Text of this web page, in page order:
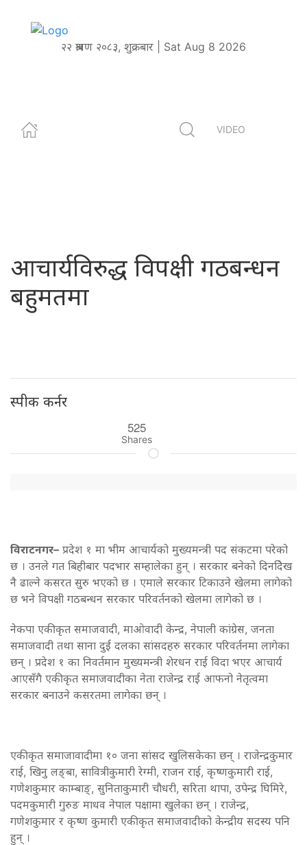
२२ श्रावण २०८३, शुक्रबार | Sat Aug 8 2026
VIDEO
आचार्यविरुद्ध विपक्षी गठबन्धन
बहुमतमा
स्पीक कर्नर
525
Shares
विराटनगर– प्रदेश १ मा भीम आचार्यको मुख्यमन्त्री पद संकटमा परेको
छ । उनले गत बिहीबार पदभार सम्हालेका हुन् । सरकार बनेको दिनदेिख
नै ढाल्ने कसरत सुरु भएको छ । एमाले सरकार टिकाउने खेलमा लागेको
छ भने विपक्षी गठबन्धन सरकार परिवर्तनको खेलमा लागेको छ ।
नेकपा एकीकृत समाजवादी, माओवादी केन्द्र, नेपाली कांग्रेस, जनता
समाजवादी तथा साना दुई दलका सांसदहरु सरकार परिवर्तनमा लागेका
छन् । प्रदेश १ का निवर्तमान मुख्यमन्त्री शेरधन राई विदा भएर आचार्य
आएसँगै एकीकृत समाजवादीका नेता राजेन्द्र राई आफनो नेतृत्वमा
सरकार बनाउने कसरतमा लागेका छन् ।
एकीकृत समाजावादीमा १० जना सांसद खुलिसकेका छन् । राजेन्द्रकुमार
राई, खिनु लङ्बा, सावित्रीकुमारी रेग्मी, राजन राई, कृष्णकुमारी राई,
गणेशकुमार काम्बाङ्, सुनिताकुमारी चौधरी, सरिता थापा, उपेन्द्र घिमिरे,
पदमकुमारी गुरुङ माधव नेपाल पक्षामा खुलेका छन् । राजेन्द्र,
गणेशकुमार र कृष्ण कुमारी एकीकृत समाजवादीको केन्द्रीय सदस्य पनि
हुन् ।